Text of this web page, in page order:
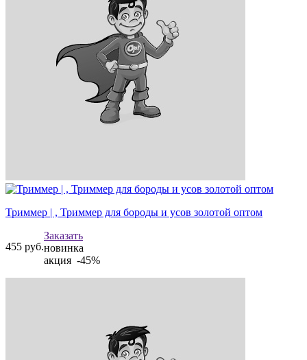
Триммер | , Триммер для бороды и усов золотой оптом
455 руб.
Заказать
новинка
акция -45%